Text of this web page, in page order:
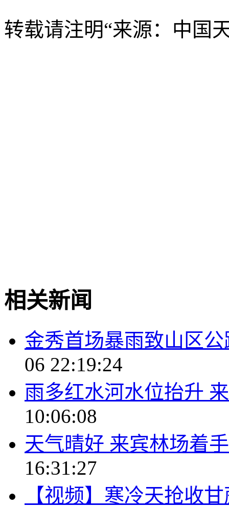
转载请注明“来源：中国
相关新闻
金秀首场暴雨致山区
06 22:19:24
雨多红水河水位抬升
10:06:08
天气晴好 来宾林场着
16:31:27
【视频】寒冷天抢收